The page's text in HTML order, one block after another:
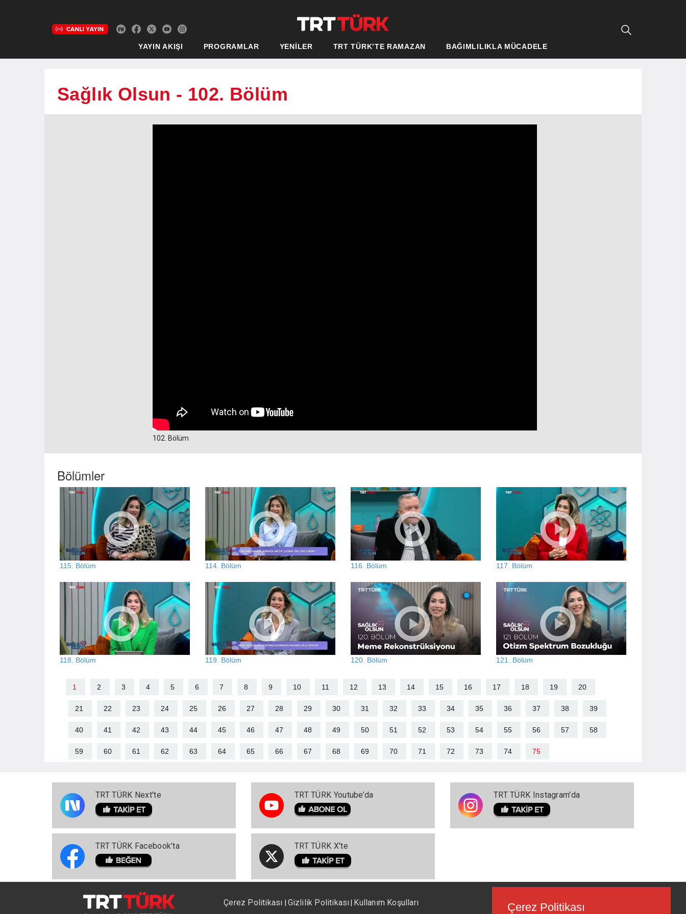
YAYIN AKIŞI PROGRAMLAR YENİLER TRT TÜRK’TE RAMAZAN BAĞIMLILIKLA MÜCADELE
Sağlık Olsun - 102. Bölüm
102. Bölüm
Bölümler
115. Bölüm 114. Bölüm 116. Bölüm 117. Bölüm
118. Bölüm 119. Bölüm 120. Bölüm 121. Bölüm
1 2 3 4 5 6 7 8 9 10 11 12 13 14 15 16 17 18 19 20
21 22 23 24 25 26 27 28 29 30 31 32 33 34 35 36 37 38 39
40 41 42 43 44 45 46 47 48 49 50 51 52 53 54 55 56 57 58
59 60 61 62 63 64 65 66 67 68 69 70 71 72 73 74 75
TRT TÜRK Next'te
TRT TÜRK Facebook’ta
TRT TÜRK Youtube’da
TRT TÜRK X'te
TRT TÜRK Instagram'da
Çerez Politikası Gizlilik Politikası Kullanım Koşulları Çerez Politikası